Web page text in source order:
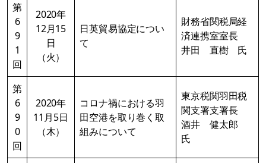
第
6
9
1
回
2020年
12月15
日
（火）
日英貿易協定につい
て
財務省関税局経
済連携室室長
井田 直樹 氏
第
6
9
0
回
2020年
11月5日
（木）
コロナ禍における羽
田空港を取り巻く取
組みについて
東京税関羽田税
関支署支署長
酒井 健太郎
氏